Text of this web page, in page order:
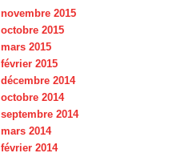
novembre 2015
octobre 2015
mars 2015
février 2015
décembre 2014
octobre 2014
septembre 2014
mars 2014
février 2014